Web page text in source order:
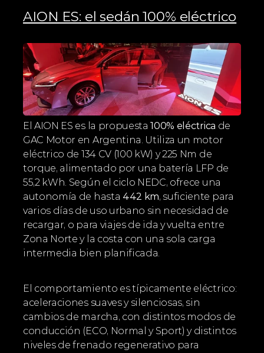
AION ES: el sedán 100% eléctrico
El AION ES es la propuesta 100% eléctrica de
GAC Motor en Argentina. Utiliza un motor
eléctrico de 134 CV (100 kW) y 225 Nm de
torque, alimentado por una batería LFP de
55,2 kWh. Según el ciclo NEDC, ofrece una
autonomía de hasta 442 km, suficiente para
varios días de uso urbano sin necesidad de
recargar, o para viajes de ida y vuelta entre
Zona Norte y la costa con una sola carga
intermedia bien planificada.
El comportamiento es típicamente eléctrico:
aceleraciones suaves y silenciosas, sin
cambios de marcha, con distintos modos de
conducción (ECO, Normal y Sport) y distintos
niveles de frenado regenerativo para